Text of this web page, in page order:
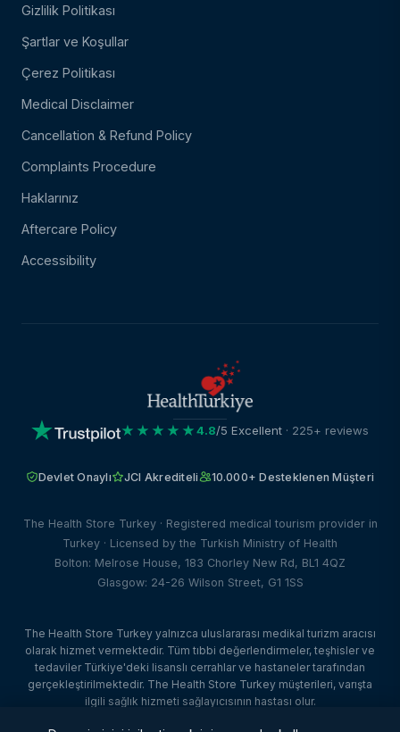
Gizlilik Politikası
Şartlar ve Koşullar
Çerez Politikası
Medical Disclaimer
Cancellation & Refund Policy
Complaints Procedure
Haklarınız
Aftercare Policy
Accessibility
★★★★★4.8/5 Excellent · 225+ reviews
Devlet Onaylı JCI Akrediteli 10.000+ Desteklenen Müşteri
The Health Store Turkey · Registered medical tourism provider in
Turkey · Licensed by the Turkish Ministry of Health
Bolton: Melrose House, 183 Chorley New Rd, BL1 4QZ
Glasgow: 24-26 Wilson Street, G1 1SS
The Health Store Turkey yalnızca uluslararası medikal turizm aracısı
olarak hizmet vermektedir. Tüm tıbbi değerlendirmeler, teşhisler ve
tedaviler Türkiye'deki lisanslı cerrahlar ve hastaneler tarafından
gerçekleştirilmektedir. The Health Store Turkey müşterileri, varışta
ilgili sağlık hizmeti sağlayıcısının hastası olur.